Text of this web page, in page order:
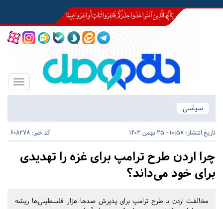
Toggle
سیاسی
تاریخ انتشار: 10:57 - 25 بهمن 1403 کد خبر: 608278
چرا اردن طرح ترامپ برای غزه را تهدیدی
برای خود می‌داند؟
مخالفت اردن با طرح ترامپ برای پذیرش صدها هزار فلسطینی‌ها ریشه